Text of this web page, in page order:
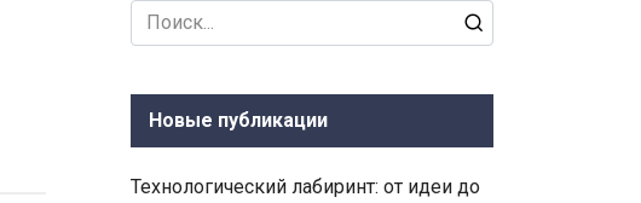
Search
for:
Новые публикации
Технологический лабиринт: от идеи до